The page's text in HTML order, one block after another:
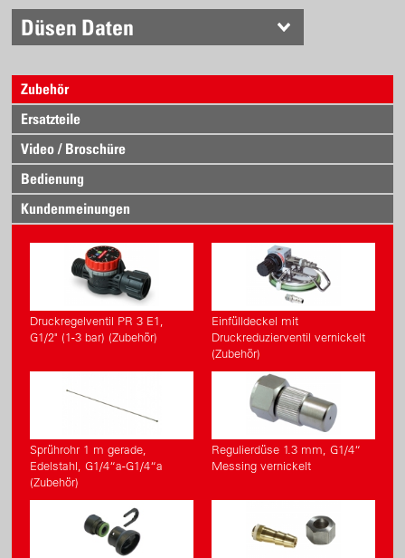
Düsen Daten
Zubehör
Ersatzteile
Video / Broschüre
Bedienung
Kundenmeinungen
Druckregelventil PR 3 E1,
G1/2" (1-3 bar) (Zubehör)
Einfülldeckel mit
Druckreduzierventil vernickelt
(Zubehör)
Sprührohr 1 m gerade,
Edelstahl, G1/4“a-G1/4“a
(Zubehör)
Regulierdüse 1.3 mm, G1/4“
Messing vernickelt